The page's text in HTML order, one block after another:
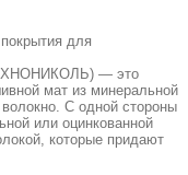
для
— это
мат из минеральной
волокно. С одной стороны
или оцинкованной
которые придают